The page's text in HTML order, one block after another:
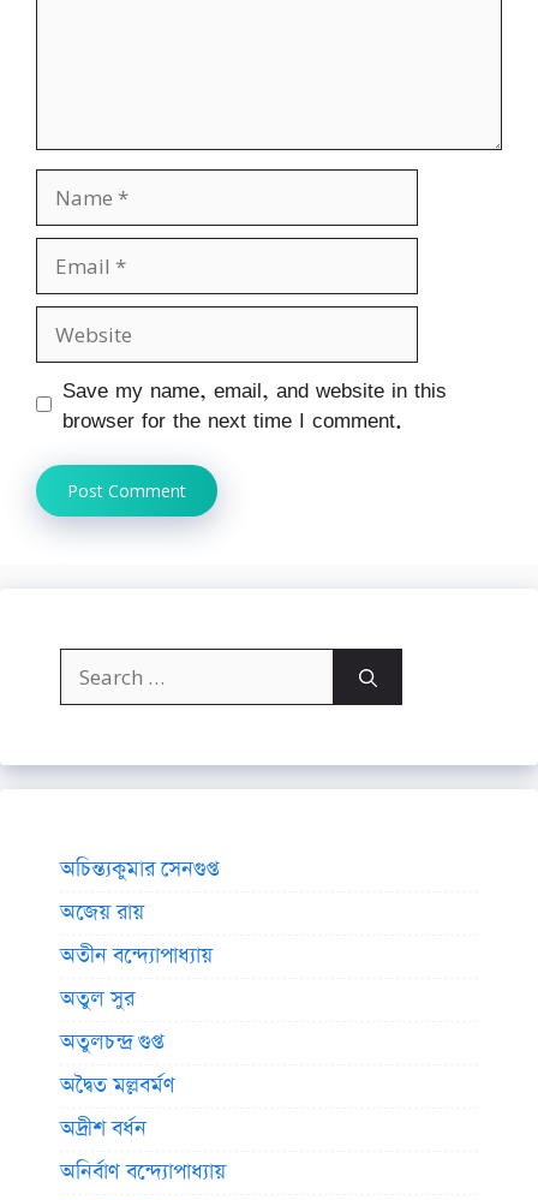
Name
Email
Website
Save my name, email, and website in this
browser for the next time I comment.
Search
for:
অচিন্ত্যকুমার সেনগুপ্ত
অজেয় রায়
অতীন বন্দ্যোপাধ্যায়
অতুল সুর
অতুলচন্দ্র গুপ্ত
অদ্বৈত মল্লবর্মণ
অদ্রীশ বর্ধন
অনির্বাণ বন্দ্যোপাধ্যায়